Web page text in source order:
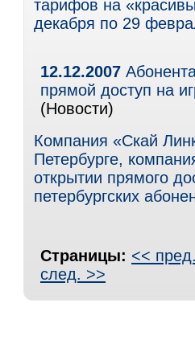
тарифов на
декабря по 29
12.12.2007
прямой доступ на
(Новости)
Компания «Скай
Петербурге,
открытии прямого
петербургских
Страницы: <<
след. >>